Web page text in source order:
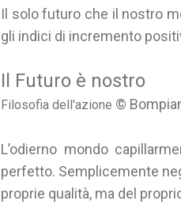
Il solo futuro che il nostro
gli indici di incremento
Il Futuro è nostro
Filosofia dell'azione ©
L’odierno mondo
perfetto. Semplicemente
proprie qualità, ma del